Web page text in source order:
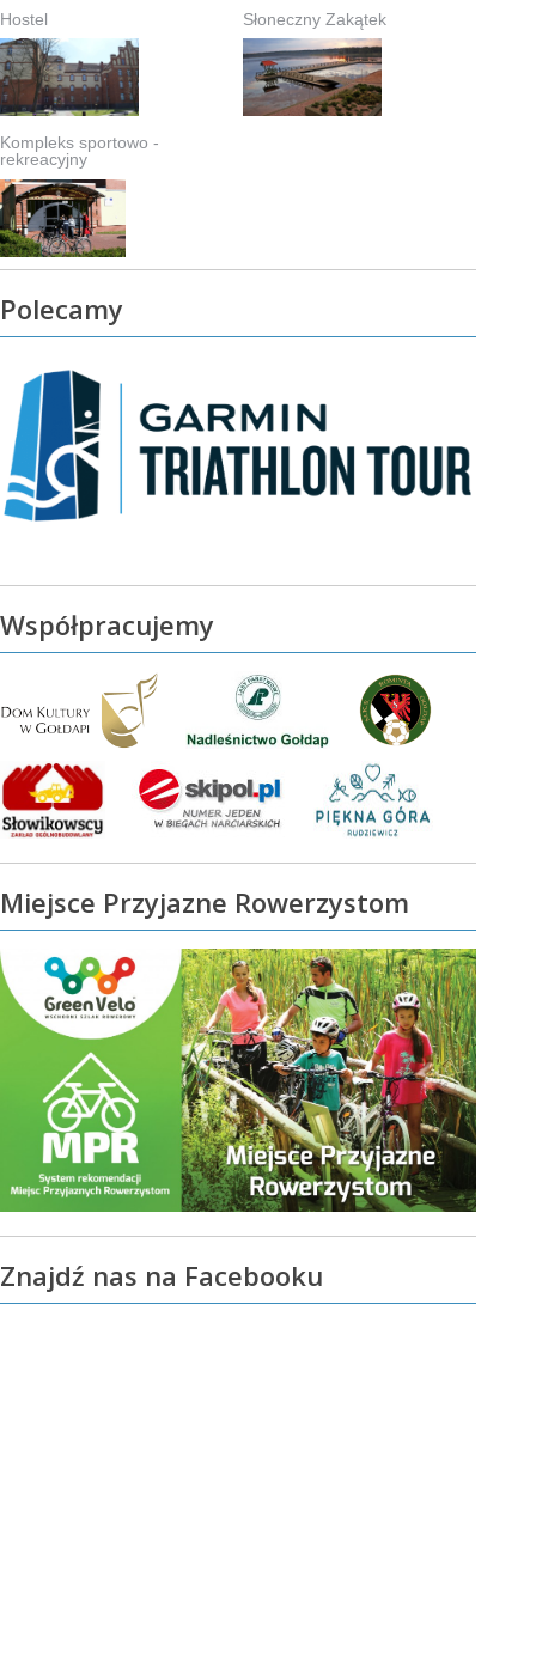
Hostel Słoneczny Zakątek
Kompleks sportowo -
rekreacyjny
Polecamy
Współpracujemy
Miejsce Przyjazne Rowerzystom
Znajdź nas na Facebooku